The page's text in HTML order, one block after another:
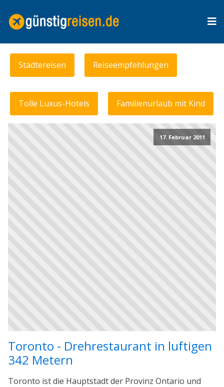
Städtereisen Reiseempfehlungen
Tolle Luxus-Hotels Familienurlaub mit Kind
17. Februar 2011
Toronto - Drehrestaurant in luftigen
342 Metern
Toronto ist die Hauptstadt der Provinz Ontario und